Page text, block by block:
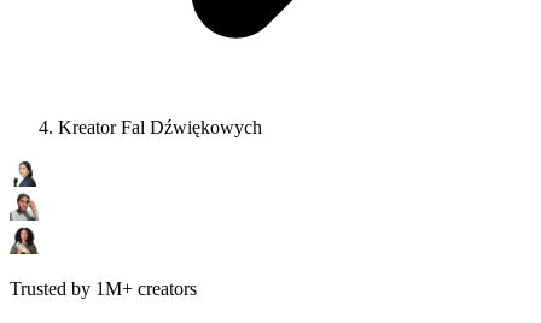
Kreator Fal Dźwiękowych
Trusted by 1M+ creators